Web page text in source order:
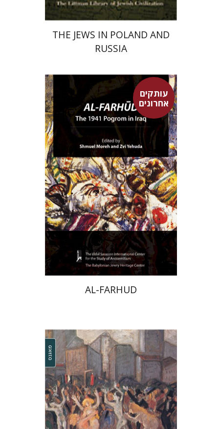
THE JEWS IN POLAND AND
RUSSIA
עותקים
אחרוניםצבי יהודה שמואל מורה
$53
AL-FARHUD
מנואלה קונסוני